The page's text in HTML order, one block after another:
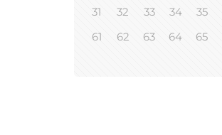
31
32 33 34 35
61
62 63 64 65